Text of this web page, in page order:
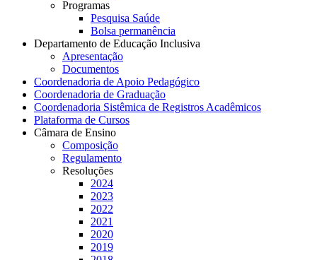
Programas
Pesquisa Saúde
Bolsa permanência
Departamento de Educação Inclusiva
Apresentação
Documentos
Coordenadoria de Apoio Pedagógico
Coordenadoria de Graduação
Coordenadoria Sistêmica de Registros Acadêmicos
Plataforma de Cursos
Câmara de Ensino
Composição
Regulamento
Resoluções
2024
2023
2022
2021
2020
2019